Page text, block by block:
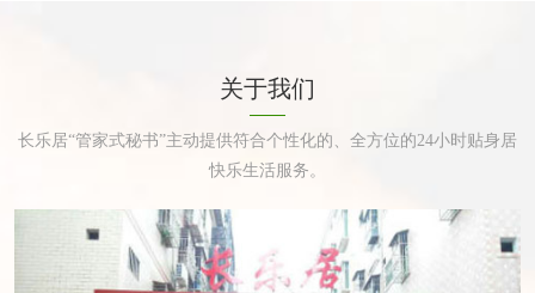
关于我们
长乐居“管家式秘书”主动提供符合个性化的、全方位的24小时贴身居
快乐生活服务。